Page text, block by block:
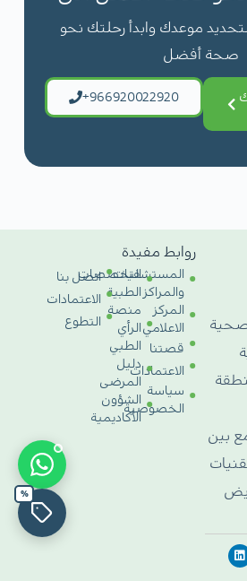
لتحديد موعدك وابدأ رحلتك نحو
صحة أفضل
+966920022920
بين
روابط مفيدة
المستشفيات
والمراكز
المركز
الاعلامي
قصتنا
الاعتمادات
سياسة
الخصوصية
التخصصات
الطبية
منصة
الرأي
الطبي
دليل
المرضى
الشؤون
الأكاديمية
اتصل بنا
الاعتمادات
التطوع
%